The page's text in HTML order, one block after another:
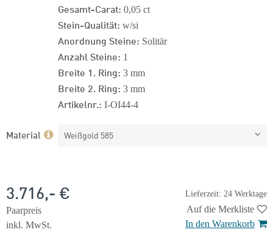
Gesamt-Carat: 0,05 ct
Stein-Qualität: w/si
Anordnung Steine: Solitär
Anzahl Steine: 1
Breite 1. Ring: 3 mm
Breite 2. Ring: 3 mm
Artikelnr.: I-OI44-4
Material Weißgold 585
Lieferzeit: 24 Werktage
3.716,- €
Paarpreis
inkl. MwSt.
Auf die Merkliste
In den Warenkorb